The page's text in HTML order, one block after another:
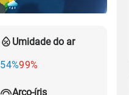
Umidade do ar
54%99%
Arco-íris